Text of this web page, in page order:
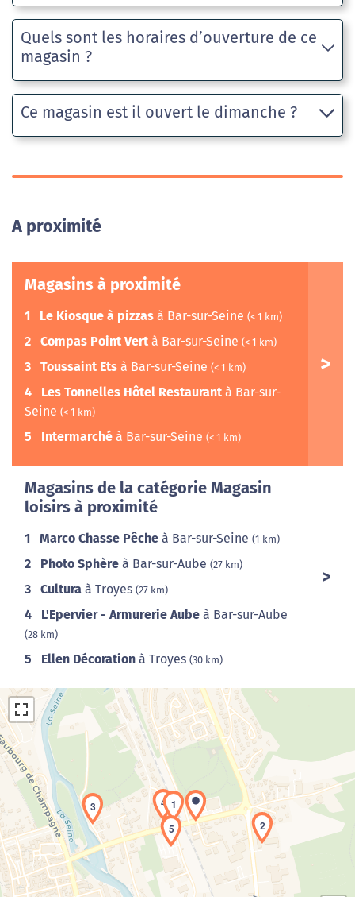
Quels sont les horaires d’ouverture de ce
magasin ?
Ce magasin est il ouvert le dimanche ?
A proximité
Magasins à proximité
1 Le Kiosque à pizzas à Bar-sur-Seine (< 1 km)
2 Compas Point Vert à Bar-sur-Seine (< 1 km)
3 Toussaint Ets à Bar-sur-Seine (< 1 km)
4 Les Tonnelles Hôtel Restaurant à Bar-sur-
Seine (< 1 km)
5 Intermarché à Bar-sur-Seine (< 1 km)
Magasins de la catégorie Magasin
loisirs à proximité
1 Marco Chasse Pêche à Bar-sur-Seine (1 km)
2 Photo Sphère à Bar-sur-Aube (27 km)
3 Cultura à Troyes (27 km)
4 L'Epervier - Armurerie Aube à Bar-sur-Aube
(28 km)
5 Ellen Décoration à Troyes (30 km)
Chargement de la carte en cours...
1
2
3
4
5